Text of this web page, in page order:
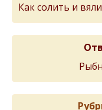
Как солить и